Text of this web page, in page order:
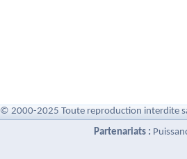
© 2000-2025 Toute reproduction interdite
Partenariats :